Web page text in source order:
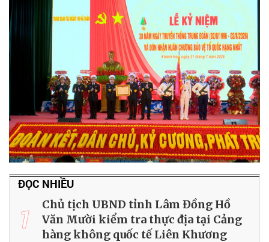
ĐỌC NHIỀU
1
Chủ tịch UBND tỉnh Lâm Đồng Hồ
Văn Mười kiểm tra thực địa tại Cảng
hàng không quốc tế Liên Khương